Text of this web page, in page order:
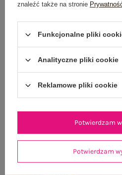
znaleźć także na stronie
Funkcjonalne pliki
Analityczne pliki cookie
Reklamowe pliki cookie
Potwierdzam
Potwierdzam